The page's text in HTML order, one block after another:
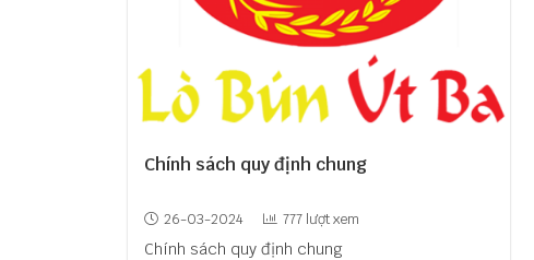
Chính sách quy định chung
26-03-2024 777 lượt xem
Chính sách quy định chung